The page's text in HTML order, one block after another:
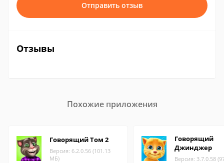
Отправить отзыв
Отзывы
Похожие приложения
Говорящий Том 2
Версия: 6.2.0.56 (101.13
МБ)
Говорящий
Джинджер
Версия: 3.7.0.58